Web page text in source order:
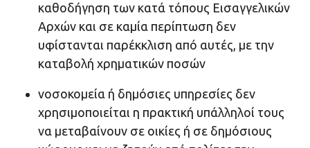
καθοδήγηση των κατά τόπους Εισαγγελικών
Αρχών και σε καμία περίπτωση δεν
υφίστανται παρέκκλιση από αυτές, με την
καταβολή χρηματικών ποσών
νοσοκομεία ή δημόσιες υπηρεσίες δεν
χρησιμοποιείται η πρακτική υπάλληλοί τους
να μεταβαίνουν σε οικίες ή σε δημόσιους